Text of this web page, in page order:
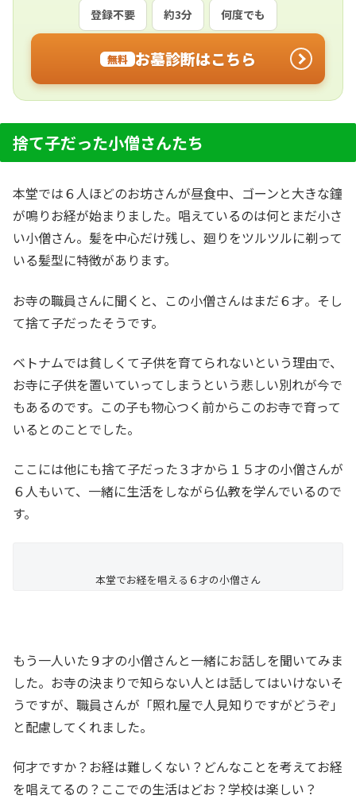
登録不要 約3分 何度でも
無料 お墓診断はこちら
捨て子だった小僧さんたち
本堂では６人ほどのお坊さんが昼食中、ゴーンと大きな鐘
が鳴りお経が始まりました。唱えているのは何とまだ小さ
い小僧さん。髪を中心だけ残し、廻りをツルツルに剃って
いる髪型に特徴があります。
お寺の職員さんに聞くと、この小僧さんはまだ６才。そし
て捨て子だったそうです。
ベトナムでは貧しくて子供を育てられないという理由で、
お寺に子供を置いていってしまうという悲しい別れが今で
もあるのです。この子も物心つく前からこのお寺で育って
いるとのことでした。
ここには他にも捨て子だった３才から１５才の小僧さんが
６人もいて、一緒に生活をしながら仏教を学んでいるので
す。
本堂でお経を唱える６才の小僧さん
もう一人いた９才の小僧さんと一緒にお話しを聞いてみま
した。お寺の決まりで知らない人とは話してはいけないそ
うですが、職員さんが「照れ屋で人見知りですがどうぞ」
と配慮してくれました。
何才ですか？お経は難しくない？どんなことを考えてお経
を唱えてるの？ここでの生活はどお？学校は楽しい？